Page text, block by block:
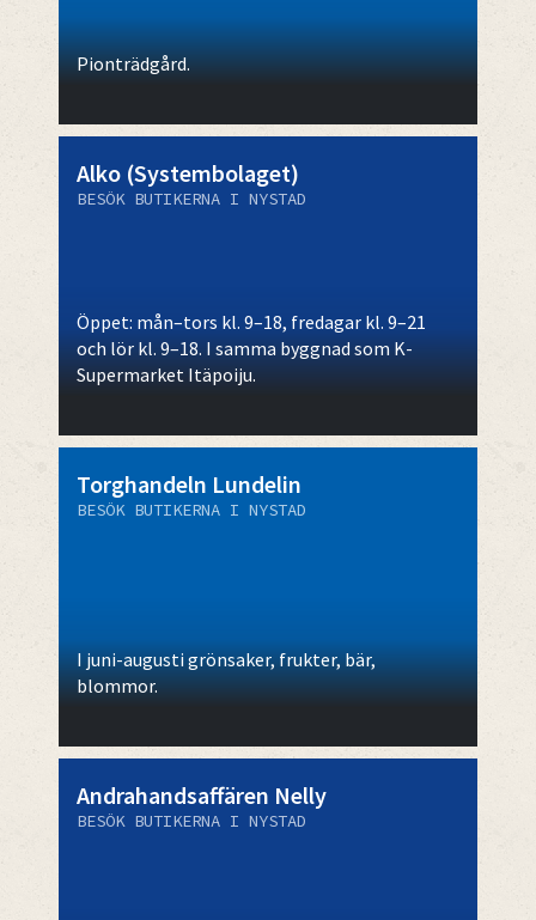
Pionträdgård.
Alko (Systembolaget)
BESÖK BUTIKERNA I NYSTAD
Öppet: mån–tors kl. 9–18, fredagar kl. 9–21
och lör kl. 9–18. I samma byggnad som K-
Supermarket Itäpoiju.
Torghandeln Lundelin
BESÖK BUTIKERNA I NYSTAD
I juni-augusti grönsaker, frukter, bär,
blommor.
Andrahandsaffären Nelly
BESÖK BUTIKERNA I NYSTAD